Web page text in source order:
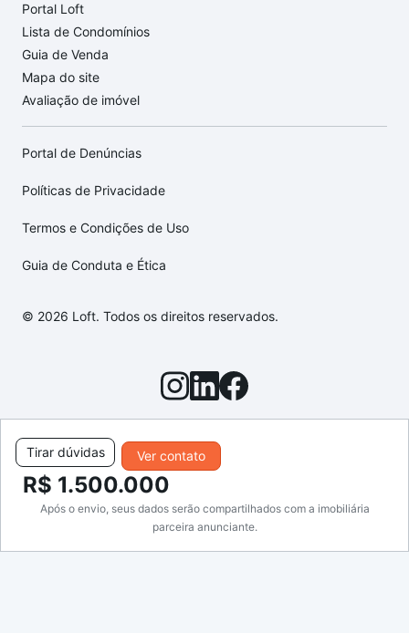
Ver contato
Tirar dúvidas
R$ 1.500.000
Após o envio, seus dados serão compartilhados com a imobiliária
parceira anunciante.
Portal Loft
Lista de Condomínios
Guia de Venda
Mapa do site
Avaliação de imóvel
Portal de Denúncias
Políticas de Privacidade
Termos e Condições de Uso
Guia de Conduta e Ética
© 2026 Loft. Todos os direitos reservados.